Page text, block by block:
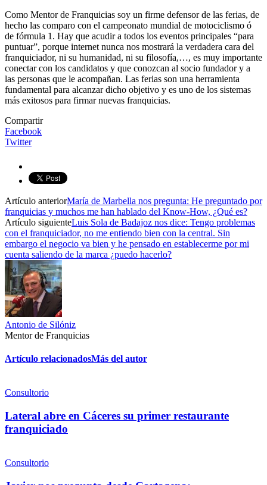
Como Mentor de Franquicias soy un firme defensor de las ferias, de
hecho las comparo con el campeonato mundial de motociclismo ó
de fórmula 1. Hay que acudir a todos los eventos principales “para
puntuar”, porque internet nunca nos mostrará la verdadera cara del
franquiciador, ni su humanidad, ni su filosofía,…, es muy importante
conectar con los candidatos y que conozcan al socio fundador y a
las personas que le acompañan. Las ferias son una herramienta
fundamental para alcanzar dicho objetivo y es uno de los sistemas
más exitosos para firmar nuevas franquicias.
Compartir
Facebook
Twitter
Artículo anteriorMaría de Marbella nos pregunta: He preguntado por
franquicias y muchos me han hablado del Know-How, ¿Qué es?
Artículo siguienteLuis Sola de Badajoz nos dice: Tengo problemas
con el franquiciador, no me entiendo bien con la central. Sin
embargo el negocio va bien y he pensado en establecerme por mi
cuenta saliendo de la marca ¿puedo hacerlo?
Antonio de Silóniz
Mentor de Franquicias
Artículo relacionadosMás del autor
Consultorio
Lateral abre en Cáceres su primer restaurante
franquiciado
Consultorio